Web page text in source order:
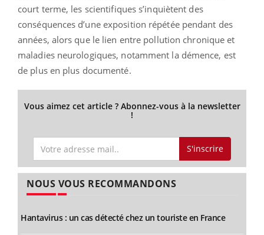
court terme, les scientifiques s’inquiètent des
conséquences d’une exposition répétée pendant des
années, alors que le lien entre pollution chronique et
maladies neurologiques, notamment la démence, est
de plus en plus documenté.
Vous aimez cet article ? Abonnez-vous à la newsletter
!
S'inscrire
NOUS VOUS RECOMMANDONS
Hantavirus : un cas détecté chez un touriste en France